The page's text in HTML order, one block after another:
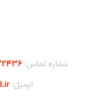
شماره تماس:
ایمیل: